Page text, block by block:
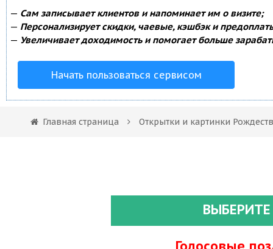
— Сам записывает клиентов и напоминает им о визите;
— Персонализирует скидки, чаевые, кэшбэк и
— Увеличивает доходимость и помогает больше
Начать пользоваться сервисом
Главная страница Открытки и картинки